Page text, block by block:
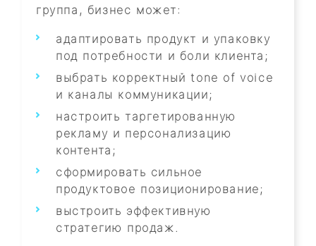
группа, бизнес может:
адаптировать продукт и упаковку
под потребности и боли клиента;
выбрать корректный tone of voice
и каналы коммуникации;
настроить таргетированную
рекламу и персонализацию
контента;
сформировать сильное
продуктовое позиционирование;
выстроить эффективную
стратегию продаж.